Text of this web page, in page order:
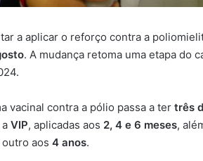
a aplicar o reforço contra a
. A mudança retoma uma etapa do
vacinal contra a pólio passa a tertrês
aVIP, aplicadas aos 2, 4 e 6 meses,
outro aos4 anos.